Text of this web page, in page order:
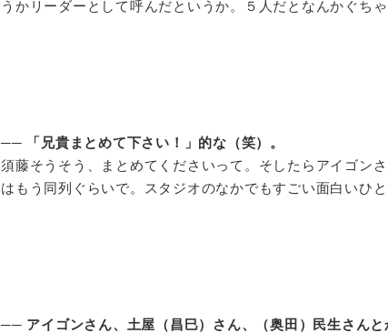
うかリーダーとして呼んだというか。５人だとなんかぐちゃ
──
「兄貴まとめて下さい！」的な（笑）。
須藤そうそう、まとめてくださいって。そしたらアイゴン
はもう同列ぐらいで。スタジオのなかでもすごい面白いひと
── アイゴンさん、土屋（昌巳）さん、（奥田）民生さん